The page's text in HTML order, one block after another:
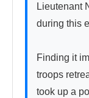
Lieutenant
during this
Finding it
troops
took up a